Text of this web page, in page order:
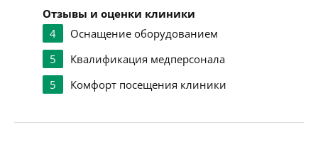
Отзывы и оценки клиники
4
Оснащение оборудованием
5
Квалификация медперсонала
5
Комфорт посещения клиники